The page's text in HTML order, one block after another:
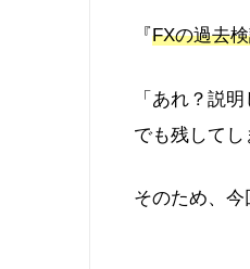
『FXの過去
「あれ？説
でも残してし
そのため、今